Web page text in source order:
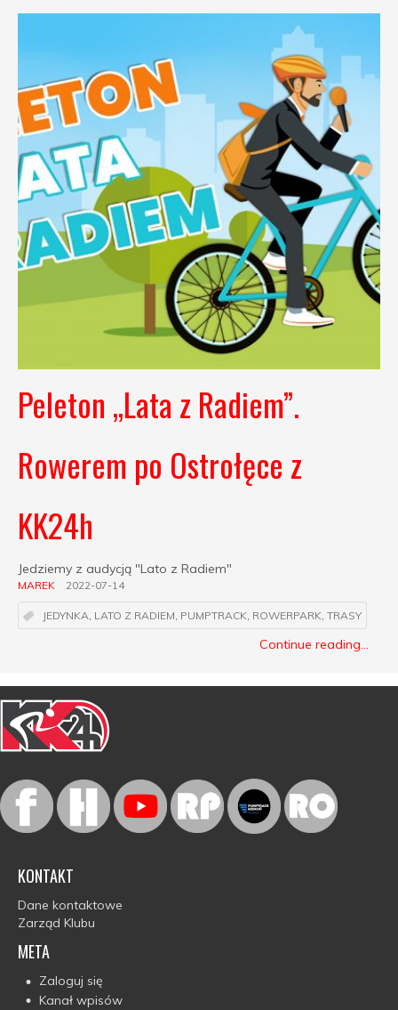
Peleton „Lata z Radiem”.
Rowerem po Ostrołęce z
KK24h
Jedziemy z audycją "Lato z Radiem"
MAREK 2022-07-14
JEDYNKA, LATO Z RADIEM, PUMPTRACK, ROWERPARK, TRASY
Continue reading...
KONTAKT
Dane kontaktowe
Zarząd Klubu
META
Zaloguj się
Kanał wpisów